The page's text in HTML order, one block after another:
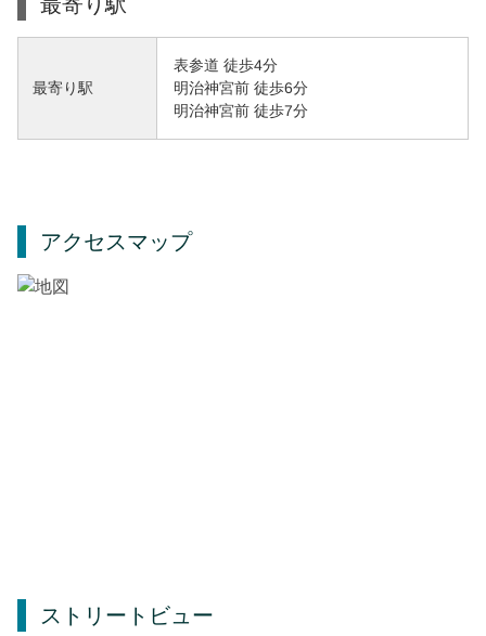
最寄り駅
表参道 徒歩4分
明治神宮前 徒歩6分
明治神宮前 徒歩7分
アクセスマップ
ストリートビュー